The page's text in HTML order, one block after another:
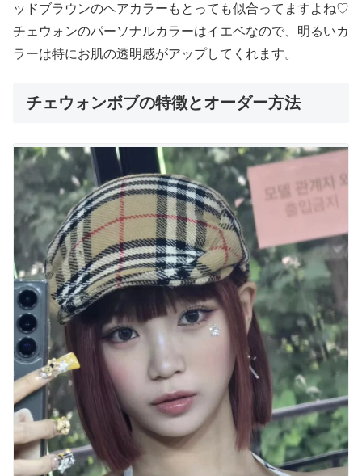
ッドブラウンのヘアカラーもとっても似合ってますよね♡
チェウォンのパーソナルカラーはイエベなので、明るいカ
ラーは特にお肌の透明感がアップしてくれます。
チェウォンボブの特徴とオーダー方法